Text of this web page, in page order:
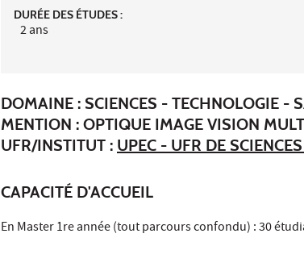
DURÉE DES ÉTUDES :
2 ans
DOMAINE : SCIENCES - TECHNOLOGIE -
MENTION : OPTIQUE IMAGE VISION
UFR/INSTITUT : UPEC - UFR DE
CAPACITÉ D'ACCUEIL
En Master 1re année (tout parcours confondu) : 30